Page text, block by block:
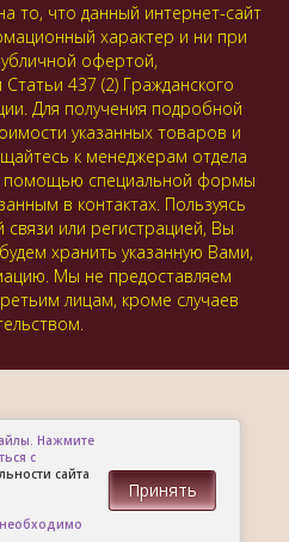
то, что данный интернет-сайт
характер и ни при
офертой,
437 (2) Гражданского
Для получения подробной
указанных товаров и
к менеджерам отдела
помощью специальной формы
в контактах. Пользуясь
или регистрацией, Вы
хранить указанную Вами,
Мы не предоставляем
лицам, кроме случаев
Нажмите
с
сайта
Принять